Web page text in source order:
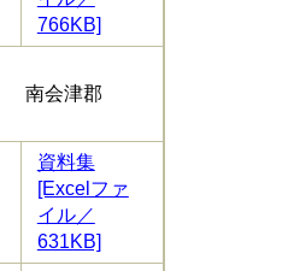
766KB]
南会津郡
資料集
[Excelファ
イル／
631KB]